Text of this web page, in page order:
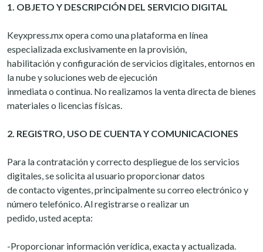
1. OBJETO Y DESCRIPCIÓN DEL SERVICIO DIGITAL
Keyxpress.mx opera como una plataforma en línea
especializada exclusivamente en la provisión,
habilitación y configuración de servicios digitales, entornos en
la nube y soluciones web de ejecución
inmediata o continua. No realizamos la venta directa de bienes
materiales o licencias físicas.
2. REGISTRO, USO DE CUENTA Y COMUNICACIONES
Para la contratación y correcto despliegue de los servicios
digitales, se solicita al usuario proporcionar datos
de contacto vigentes, principalmente su correo electrónico y
número telefónico. Al registrarse o realizar un
pedido, usted acepta:
-Proporcionar información verídica, exacta y actualizada.